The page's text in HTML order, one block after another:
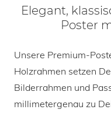
Elegant,
Poster
Unsere Premium-
Holzrahmen setzen
Bilderrahmen und
millimetergenau zu